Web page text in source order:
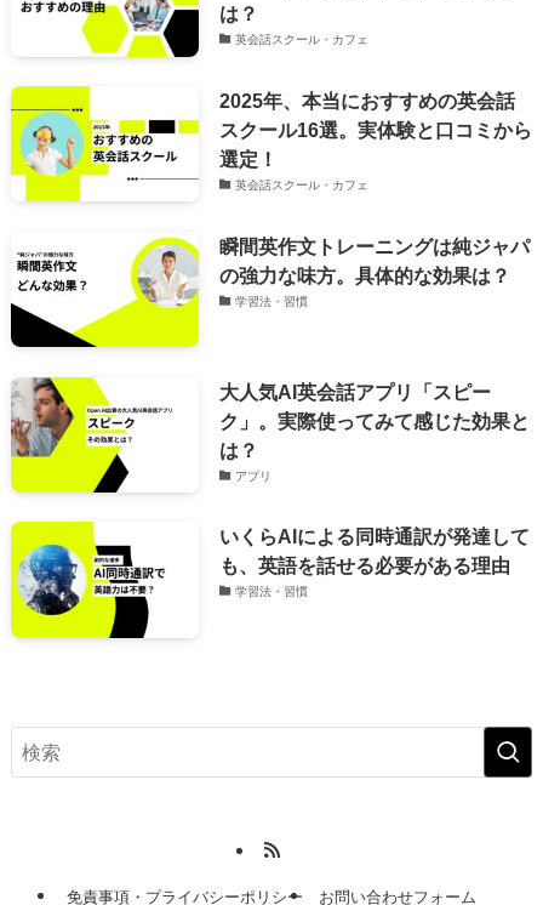
は？
英会話スクール・カフェ
2025年、本当におすすめの英会話
スクール16選。実体験と口コミから
選定！
英会話スクール・カフェ
瞬間英作文トレーニングは純ジャパ
の強力な味方。具体的な効果は？
学習法・習慣
大人気AI英会話アプリ「スピー
ク」。実際使ってみて感じた効果と
は？
アプリ
いくらAIによる同時通訳が発達して
も、英語を話せる必要がある理由
学習法・習慣
免責事項・プライバシーポリシー お問い合わせフォーム